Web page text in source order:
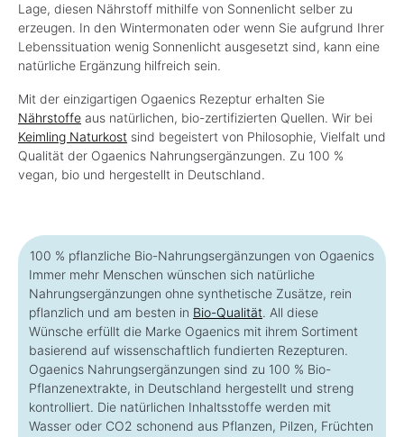
Lage, diesen Nährstoff mithilfe von Sonnenlicht selber zu
erzeugen. In den Wintermonaten oder wenn Sie aufgrund Ihrer
Lebenssituation wenig Sonnenlicht ausgesetzt sind, kann eine
natürliche Ergänzung hilfreich sein.
Mit der einzigartigen Ogaenics Rezeptur erhalten Sie
Nährstoffe aus natürlichen, bio-zertifizierten Quellen. Wir bei
Keimling Naturkost sind begeistert von Philosophie, Vielfalt und
Qualität der Ogaenics Nahrungsergänzungen. Zu 100 %
vegan, bio und hergestellt in Deutschland.
100 % pflanzliche Bio-Nahrungsergänzungen von Ogaenics
Immer mehr Menschen wünschen sich natürliche
Nahrungsergänzungen ohne synthetische Zusätze, rein
pflanzlich und am besten in Bio-Qualität. All diese
Wünsche erfüllt die Marke Ogaenics mit ihrem Sortiment
basierend auf wissenschaftlich fundierten Rezepturen.
Ogaenics Nahrungsergänzungen sind zu 100 % Bio-
Pflanzenextrakte, in Deutschland hergestellt und streng
kontrolliert. Die natürlichen Inhaltsstoffe werden mit
Wasser oder CO2 schonend aus Pflanzen, Pilzen, Früchten